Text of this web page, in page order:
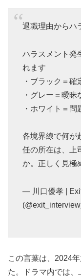
退職理由からハ
ハラスメント発
れます
・ブラック＝確
・グレー＝曖昧
・ホワイト＝問
各境界線で何が
任の所在は、上
か。正しく見極
— 川口優孝 |
この言葉は、2024
た。ドラマ内では、